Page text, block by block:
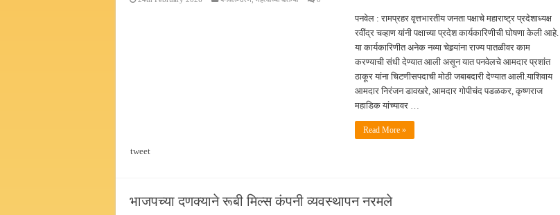
पनवेल : रामप्रहर वृत्तभारतीय जनता पक्षाचे महाराष्ट्र प्रदेशाध्यक्ष
रवींद्र चव्हाण यांनी पक्षाच्या प्रदेश कार्यकारिणीची घोषणा केली आहे.
या कार्यकारिणीत अनेक नव्या चेहर्‍यांना राज्य पातळीवर काम
करण्याची संधी देण्यात आली असून यात पनवेलचे आमदार प्रशांत
ठाकूर यांना चिटणीसपदाची मोठी जबाबदारी देण्यात आली.याशिवाय
आमदार निरंजन डावखरे, आमदार गोपीचंद पडळकर, कृष्णराज
महाडिक यांच्यावर …
Read More »
tweet
भाजपच्या दणक्याने रूबी मिल्स कंपनी व्यवस्थापन नरमले